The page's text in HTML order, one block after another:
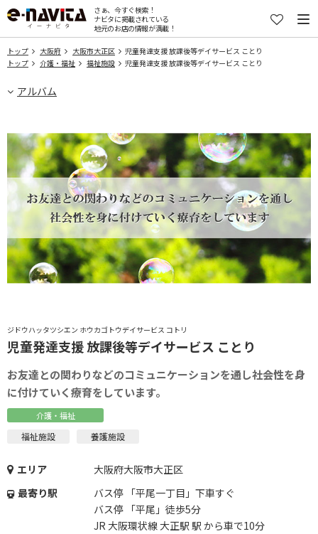
さぁ、今すぐ検索！
ナビタに掲載されている
地元のお店の情報が満載！
トップ 大阪府 大阪市大正区
児童発達支援 放課後等デイサービス ことり
トップ
介護・福祉 福祉施設 児童発達支援 放課後等デイサービス ことり
アルバム
ジドウハッタツシエン ホウカゴトウデイサービス コトリ
児童発達支援 放課後等デイサービス ことり
お友達との関わりなどのコミュニケーションを通し社会性を身
に付けていく療育をしています。
介護・福祉
福祉施設 養護施設
エリア
大阪府大阪市大正区
最寄り駅
バス停 「平尾一丁目」下車すぐ
バス停 「平尾」徒歩5分
JR 大阪環状線 大正駅 駅 から車で10分